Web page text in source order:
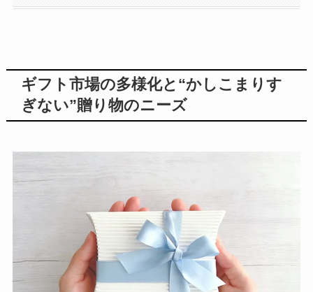
ギフト市場の多様化と“かしこまりす
ぎない”贈り物のニーズ